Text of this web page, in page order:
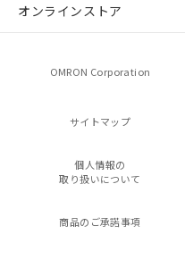
オンラインストア
OMRON Corporation
サイトマップ
個人情報の
取り扱いについて
商品のご承諾事項